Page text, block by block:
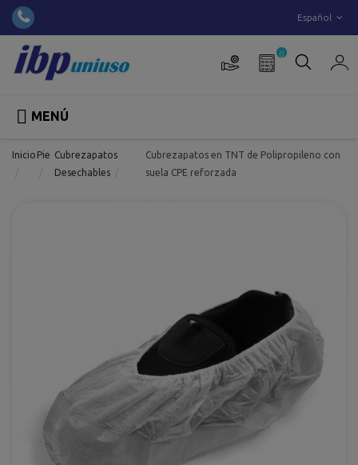
Español
0
 MENÚ
Inicio Pie Cubrezapatos
Desechables
Cubrezapatos en TNT de Polipropileno con
suela CPE reforzada